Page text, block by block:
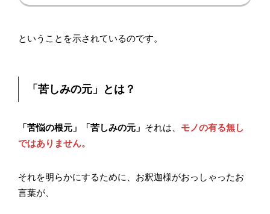
ということを示されているのです。
「苦しみの元」とは？
「苦悩の根元」「苦しみの元」 それは、 モノの有る無し
ではありません。
それを明らかにするために、お釈迦様がおっしゃったお
言葉が、